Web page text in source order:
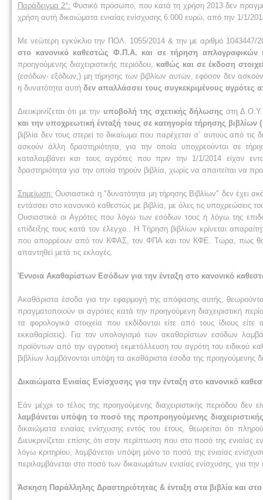
Παράδειγμα 2°: Φυσικό πρόσωπο, που κατά τη χρήση 2013 δεν
χρήση αυτή δικαιώματα ενιαίας ενίσχυσης 6.000 ευρώ, από την 1/1/
Με νεώτερη εγκύκλιο την ΠΟΛ. 1055/2014 & την με αριθμό 1043447/
στο κανονικό καθεστώς Φ.Π.Α. και σε τήρηση απλογραφικών
προηγούμενης διαχειριστικής περιόδου, καθώς και σε έκδοση
(εσόδων- εξόδων,) μη τήρησης των βιβλίων αυτών, εφόσον δεν ασκούν
η δυνατότητα αυτή δεν απαλλάσσει τους συγκεκριμένους αγρότες
Διευκρινίζεται ότι με την υποβολή της σχετικής δήλωσης στη Δ.Ο.Υ.
και την υποχρεωτική ένταξή τους σε κατηγορία τήρησης
βιβλία δεν τους στερεί το δικαίωμα που παρέχεται σ΄ αυτούς από
ασκούν άλλη δραστηριότητα, για την οποία υποχρεούνται σε
καταλαμβάνει και τους αγρότες που πριν την 1/1/2014 είχαν
δραστηριότητα για την οποία τηρούν βιβλία, χωρίς να απαιτείται να
Σημείωση: Ουσιαστικά η "δυνατότητα μη τήρησης Βιβλίων" δεν έχει
εντάσσει στο κανονικό καθεστώς με βιβλία, με όλες τις
Ουσιαστικά οι Αγρότες που λόγω των εσόδων τους ή λόγω της
επίδειξης τους κατά τον έλεγχο.. Η Τήρηση βιβλίων κρίνεται
που απορρέουν από τον ΚΦΑΣ, τον ΦΠΑ και τον ΚΦΕ. Τώρα, πως θα
απαντηθεί μετά τις εκλογές.
Έννοια Ακαθαρίστων Εσόδων για την ένταξη στο κανονικό
Ακαθάριστα έσοδα για την εφαρμογή της απόφασης αυτής,
πραγματοποιούν οι αγρότες κατά την προηγούμενη διαχειριστική
τα φορολογικά στοιχεία που εκδίδονται είτε από τους ίδιους
εκκαθαρίσεις). Για τον υπολογισμό των ακαθαρίστων εσόδων
προϊόντων από την αγροτική εκμετάλλευση του αγρότη του ειδικού
βιβλίων λαμβάνονται υπόψη τα ακαθάριστα έσοδα της προηγούμενης
Δικαιώματα Ενιαίας Ενίσχυσης για την ένταξη στο κανονικό
Εάν μέχρι το τέλος της προηγούμενης διαχειριστικής περιόδου
λαμβάνεται υπόψη το ποσό της προπροηγούμενης
δικαιώματα ενιαίας ενίσχυσης εντός του έτους, θεωρείται ότι
Διευκρινίζεται επίσης ότι στην περίπτωση που στο ποσό της
λόγω κριτηρίου, λαμβάνεται υπόψη μόνο το ποσό της ενιαίας
περιλαμβάνεται στο ποσό των δικαιωμάτων ενιαίας ενίσχυσης, για
Άσκηση Παράλληλης Δραστηριότητας & ένταξη στα βιβλία και